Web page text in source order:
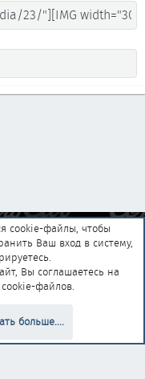
Главная
R
®
cookie-файлы, чтобы
Ваш вход в систему,
Вы соглашаетесь на
файлов.
больше....